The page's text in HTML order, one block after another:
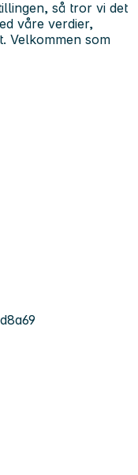
så tror vi det
våre verdier,
Velkommen som